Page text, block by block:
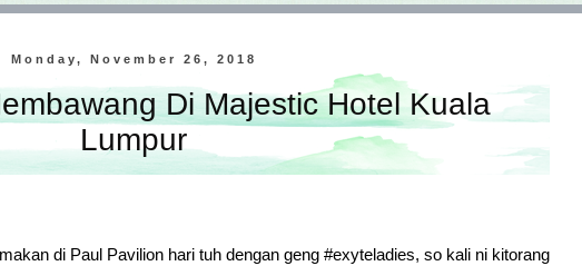
Monday, November 26, 2018
Di Majestic Hotel Kuala
Lumpur
di Paul Pavilion hari tuh dengan geng #exyteladies, so kali ni kitorang